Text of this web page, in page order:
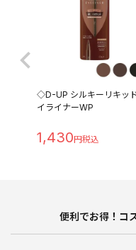
◇D-UP シルキーリキッ
イライナーWP
1,430
便利でお得！コ